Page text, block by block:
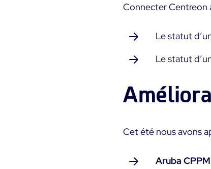
Connecter Centreon
Le statut
Le statut
Cet été nous avons
Aruba